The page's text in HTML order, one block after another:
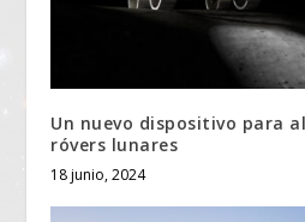
Un nuevo dispositivo para
róvers lunares
18 junio, 2024